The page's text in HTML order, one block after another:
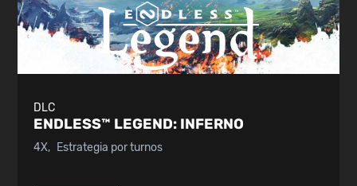
DLC
ENDLESS™ LEGEND: INFERNO
4X Estrategia por turnos